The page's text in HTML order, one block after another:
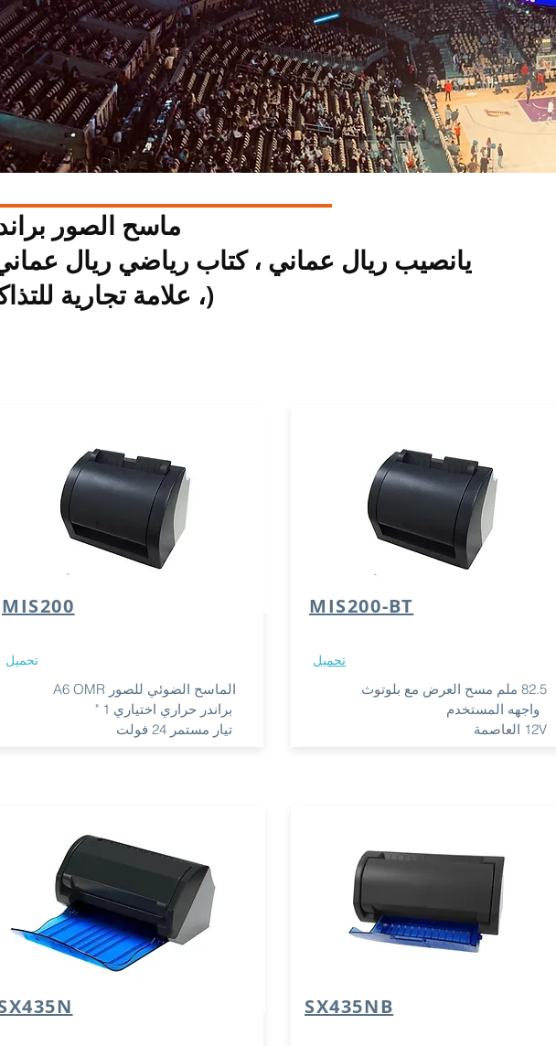
ماسح الصور
، علامة تجارية للتذاكر)
MIS200
تحميل
الماسح الضوئي للصور A6 OMR
براندر حراري اختياري 1 "
تيار مستمر 24 فولت
MIS200-BT
تحميل
82.5 ملم مسح العرض مع بلوتوث
واجهه المستخدم
12V العاصمة
SX435NB